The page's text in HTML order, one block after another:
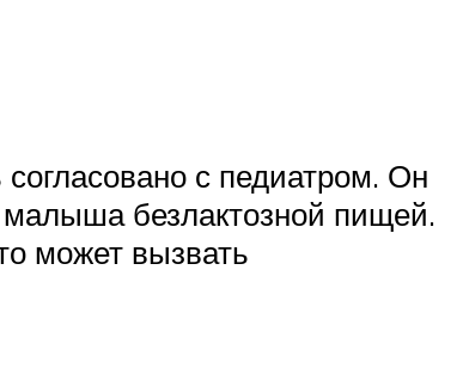
с педиатром. Он
малыша безлактозной пищей.
может вызвать